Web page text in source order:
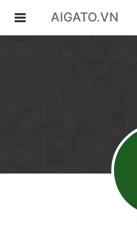
AIGATO.VN